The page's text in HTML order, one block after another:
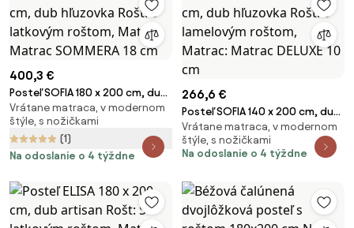
400,3 €
Posteľ SOFIA 180 x 200 cm, dub
hľuzovka Rošt: S latkovým
roštom, Matrac: Matrac
SOMMERA 18 cm
Vrátane matraca, v modernom
štýle, s nožičkami
(1)
Na odoslanie o 4 týždne
266,6 €
Posteľ SOFIA 140 x 200 cm, dub
hľuzovka Rošt: S lamelovým
roštom, Matrac: Matrac DELUXE
10 cm
Vrátane matraca, v modernom
štýle, s nožičkami
Na odoslanie o 4 týždne